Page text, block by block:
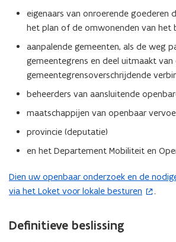
eigenaars van onroerende goederen
het plan of de omwonenden van het
aanpalende gemeenten, als de weg
gemeentegrens en deel uitmaakt van
gemeentegrensoverschrijdende
beheerders van aansluitende
maatschappijen van openbaar
provincie (deputatie)
en het Departement Mobiliteit en
Dien uw openbaar onderzoek en de
via het Loket voor lokale besturen
(
o
e
.
Definitieve beslissing